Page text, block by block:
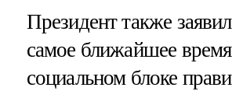
Президент также
самое ближайшее
социальном блоке